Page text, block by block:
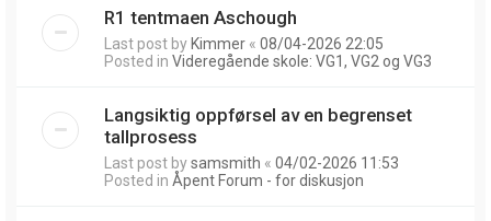
R1 tentmaen Aschough
Last post by Kimmer « 08/04-2026 22:05
Posted in Videregående skole: VG1, VG2 og VG3
Langsiktig oppførsel av en begrenset
tallprosess
Last post bysamsmith « 04/02-2026 11:53
Posted in Åpent Forum - for diskusjon